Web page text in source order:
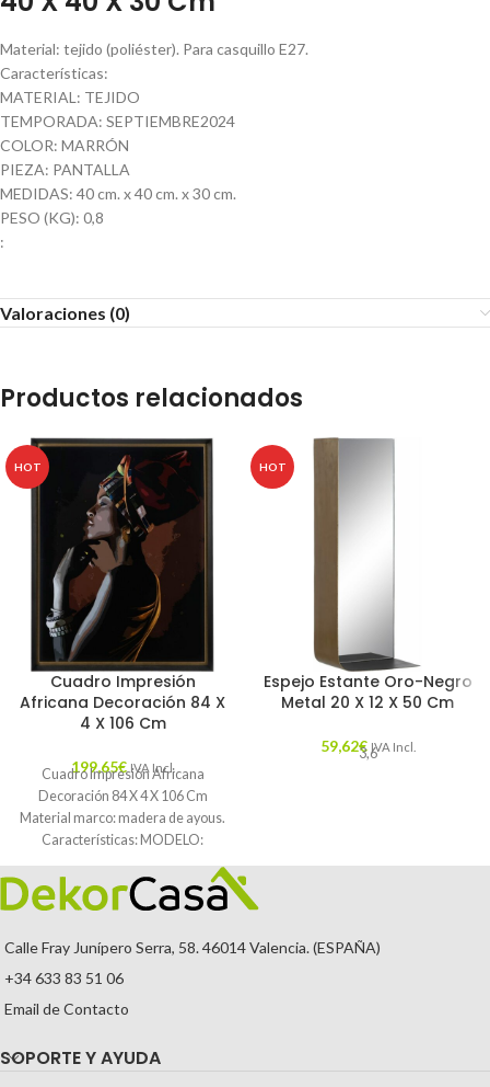
Material: tejido (poliéster). Para casquillo E27.
Características:
MATERIAL: TEJIDO
TEMPORADA: SEPTIEMBRE2024
COLOR: MARRÓN
PIEZA: PANTALLA
MEDIDAS: 40 cm. x 40 cm. x 30 cm.
PESO (KG): 0,8
:
Valoraciones (0)
Productos relacionados
HOT
Cuadro Impresión
Africana Decoración 84 X
4 X 106 Cm
199,65€ IVA Incl.
Cuadro Impresión Africana
Decoración 84 X 4 X 106 Cm
Material marco: madera de ayous.
Características: MODELO:
AFRICANA TEMPORADA:
CATÁLOGO
HOT
Espejo Estante Oro-Negro
Metal 20 X 12 X 50 Cm
59,62€ IVA Incl.
3,6
Calle Fray Junípero Serra, 58. 46014 Valencia. (ESPAÑA)
+34 633 83 51 06
Email de Contacto
SOPORTE Y AYUDA